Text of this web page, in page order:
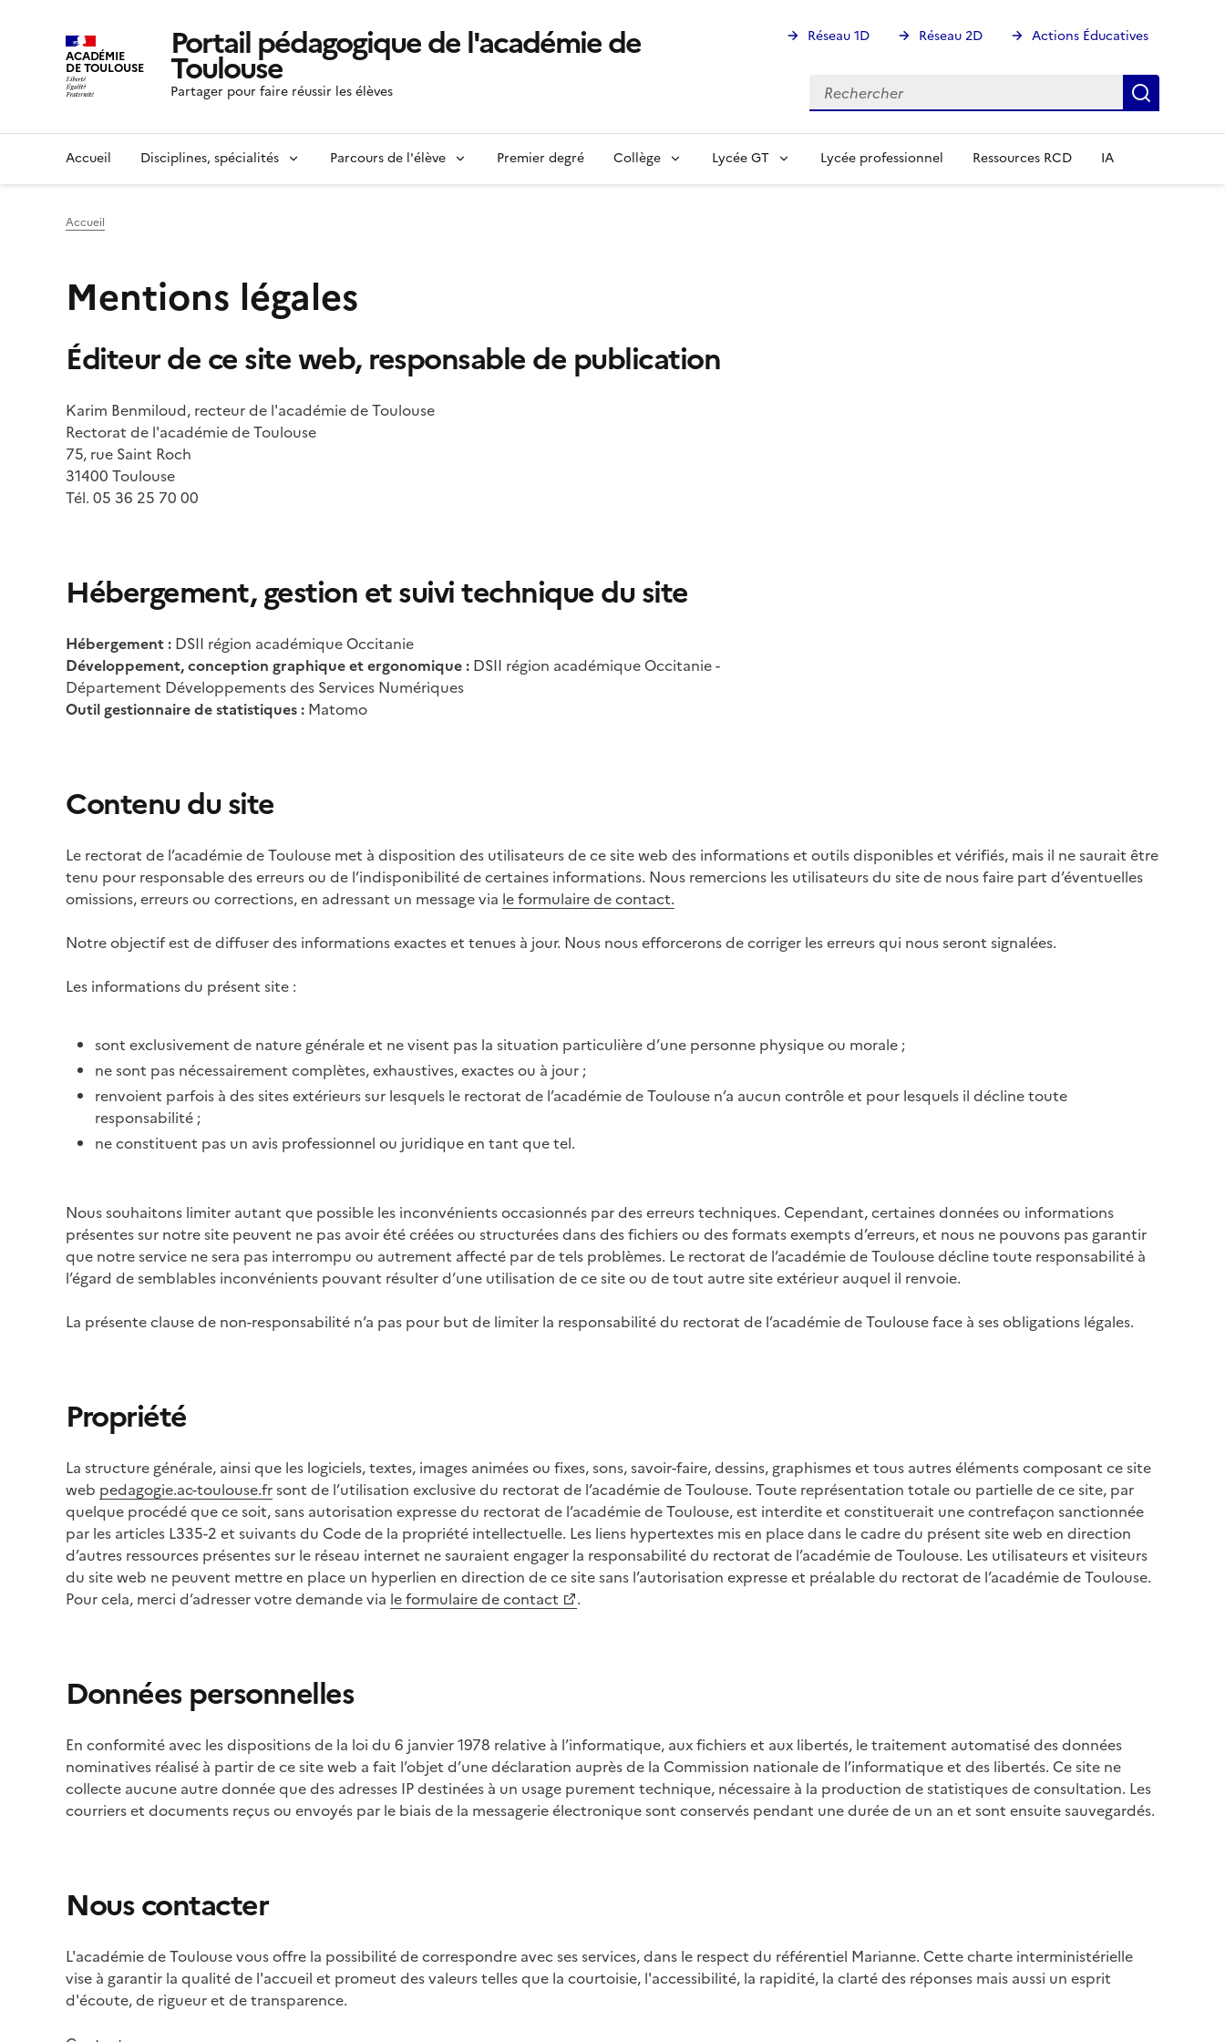
ACADÉMIE
DE TOULOUSE
Portail pédagogique de l'académie de
Toulouse
Partager pour faire réussir les élèves
Réseau 1D Réseau 2D Actions Éducatives
Rechercher
Rechercher
Accueil Disciplines, spécialités Parcours de l'élève Premier degré Collège Lycée GT Lycée professionnel Ressources RCD IA
Accueil
Mentions légales
Éditeur de ce site web, responsable de publication
Karim Benmiloud, recteur de l'académie de Toulouse
Rectorat de l'académie de Toulouse
75, rue Saint Roch
31400 Toulouse
Tél. 05 36 25 70 00
Hébergement, gestion et suivi technique du site
Hébergement : DSII région académique Occitanie
Développement, conception graphique et ergonomique : DSII région académique Occitanie -
Département Développements des Services Numériques
Outil gestionnaire de statistiques : Matomo
Contenu du site
Le rectorat de l’académie de Toulouse met à disposition des utilisateurs de ce site web des informations et outils disponibles et vérifiés, mais il ne saurait être
tenu pour responsable des erreurs ou de l’indisponibilité de certaines informations. Nous remercions les utilisateurs du site de nous faire part d’éventuelles
omissions, erreurs ou corrections, en adressant un message via le formulaire de contact.
Notre objectif est de diffuser des informations exactes et tenues à jour. Nous nous efforcerons de corriger les erreurs qui nous seront signalées.
Les informations du présent site :
sont exclusivement de nature générale et ne visent pas la situation particulière d’une personne physique ou morale ;
ne sont pas nécessairement complètes, exhaustives, exactes ou à jour ;
renvoient parfois à des sites extérieurs sur lesquels le rectorat de l’académie de Toulouse n’a aucun contrôle et pour lesquels il décline toute
responsabilité ;
ne constituent pas un avis professionnel ou juridique en tant que tel.
Nous souhaitons limiter autant que possible les inconvénients occasionnés par des erreurs techniques. Cependant, certaines données ou informations
présentes sur notre site peuvent ne pas avoir été créées ou structurées dans des fichiers ou des formats exempts d’erreurs, et nous ne pouvons pas garantir
que notre service ne sera pas interrompu ou autrement affecté par de tels problèmes. Le rectorat de l’académie de Toulouse décline toute responsabilité à
l’égard de semblables inconvénients pouvant résulter d’une utilisation de ce site ou de tout autre site extérieur auquel il renvoie.
La présente clause de non-responsabilité n’a pas pour but de limiter la responsabilité du rectorat de l’académie de Toulouse face à ses obligations légales.
Propriété
La structure générale, ainsi que les logiciels, textes, images animées ou fixes, sons, savoir-faire, dessins, graphismes et tous autres éléments composant ce site
web pedagogie.ac-toulouse.frsont de l’utilisation exclusive du rectorat de l’académie de Toulouse. Toute représentation totale ou partielle de ce site, par
quelque procédé que ce soit, sans autorisation expresse du rectorat de l’académie de Toulouse, est interdite et constituerait une contrefaçon sanctionnée
par les articles L335-2 et suivants du Code de la propriété intellectuelle. Les liens hypertextes mis en place dans le cadre du présent site web en direction
d’autres ressources présentes sur le réseau internet ne sauraient engager la responsabilité du rectorat de l’académie de Toulouse. Les utilisateurs et visiteurs
du site web ne peuvent mettre en place un hyperlien en direction de ce site sans l’autorisation expresse et préalable du rectorat de l’académie de Toulouse.
Pour cela, merci d’adresser votre demande via le formulaire de contact .
Données personnelles
En conformité avec les dispositions de la loi du 6 janvier 1978 relative à l’informatique, aux fichiers et aux libertés, le traitement automatisé des données
nominatives réalisé à partir de ce site web a fait l’objet d’une déclaration auprès de la Commission nationale de l’informatique et des libertés. Ce site ne
collecte aucune autre donnée que des adresses IP destinées à un usage purement technique, nécessaire à la production de statistiques de consultation. Les
courriers et documents reçus ou envoyés par le biais de la messagerie électronique sont conservés pendant une durée de un an et sont ensuite sauvegardés.
Nous contacter
L'académie de Toulouse vous offre la possibilité de correspondre avec ses services, dans le respect du référentiel Marianne. Cette charte interministérielle
vise à garantir la qualité de l'accueil et promeut des valeurs telles que la courtoisie, l'accessibilité, la rapidité, la clarté des réponses mais aussi un esprit
d'écoute, de rigueur et de transparence.